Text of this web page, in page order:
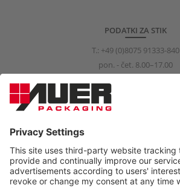
PODATKI ZA STIK
T.: +49 (0)8075 91333-840
pon. - čet. 8.00–17.00
info@auer-packaging.com